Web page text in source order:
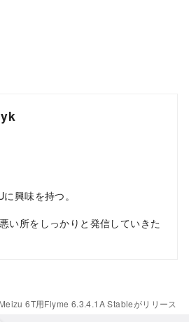
興味を持つ。
い所をしっかりと発信していきた
Meizu 6T用Flyme 6.3.4.1A Stableがリリース